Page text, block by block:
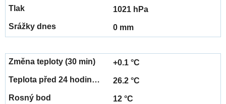
1021 hPa
0 mm
+0.1 °C
26.2 °C
12 °C